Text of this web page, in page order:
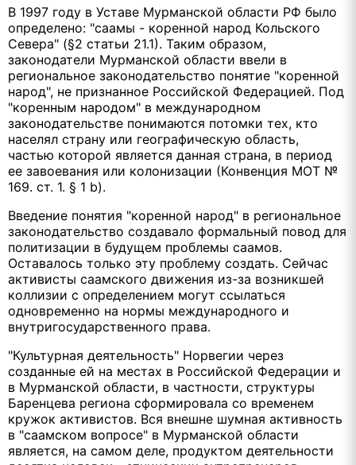
В 1997 году в Уставе Мурманской области РФ было
определено: "саамы - коренной народ Кольского
Севера" (§2 статьи 21.1). Таким образом,
законодатели Мурманской области ввели в
региональное законодательство понятие "коренной
народ", не признанное Российской Федерацией. Под
"коренным народом" в международном
законодательстве понимаются потомки тех, кто
населял страну или географическую область,
частью которой является данная страна, в период
ее завоевания или колонизации (Конвенция МОТ №
169. ст. 1. § 1 b).
Введение понятия "коренной народ" в региональное
законодательство создавало формальный повод для
политизации в будущем проблемы саамов.
Оставалось только эту проблему создать. Сейчас
активисты саамского движения из-за возникшей
коллизии с определением могут ссылаться
одновременно на нормы международного и
внутригосударственного права.
"Культурная деятельность" Норвегии через
созданные ей на местах в Российской Федерации и
в Мурманской области, в частности, структуры
Баренцева региона сформировала со временем
кружок активистов. Вся внешне шумная активность
в "саамском вопросе" в Мурманской области
является, на самом деле, продуктом деятельности